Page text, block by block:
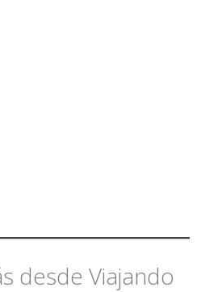
desde Viajando